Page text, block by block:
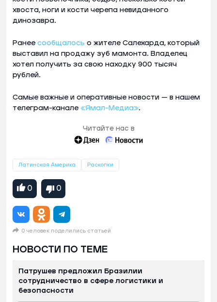
хвоста, ноги и кости черепа невиданного
динозавра.
Ранее сообщалось о жителе Салехарда, который
выставил на продажу зуб мамонта. Владелец
хотел получить за свою находку 900 тысяч
рублей.
Самые важные и оперативные новости — в нашем
телеграм-канале «Ямал-Медиа».
Читайте нас в
Латинская Америка Раскопки
0 0
0 человек поделились статьей
НОВОСТИ ПО ТЕМЕ
Патрушев предложил Бразилии
сотрудничество в сфере логистики и
безопасности